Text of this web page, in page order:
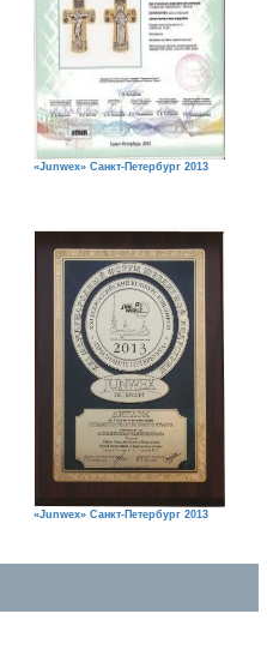
«Junwex» Санкт-Петербург 2013
«Junwex» Санкт-Петербург 2013